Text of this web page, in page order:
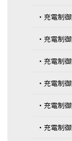
・充電制
・充電制
・充電制
・充電制
・充電制
・充電制